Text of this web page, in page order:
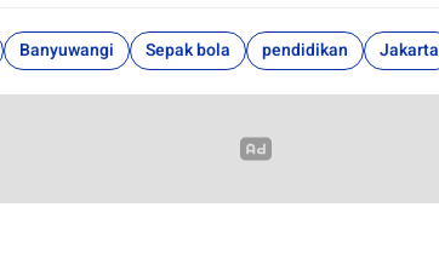
Banyuwangi Sepak bola pendidikan Jakarta